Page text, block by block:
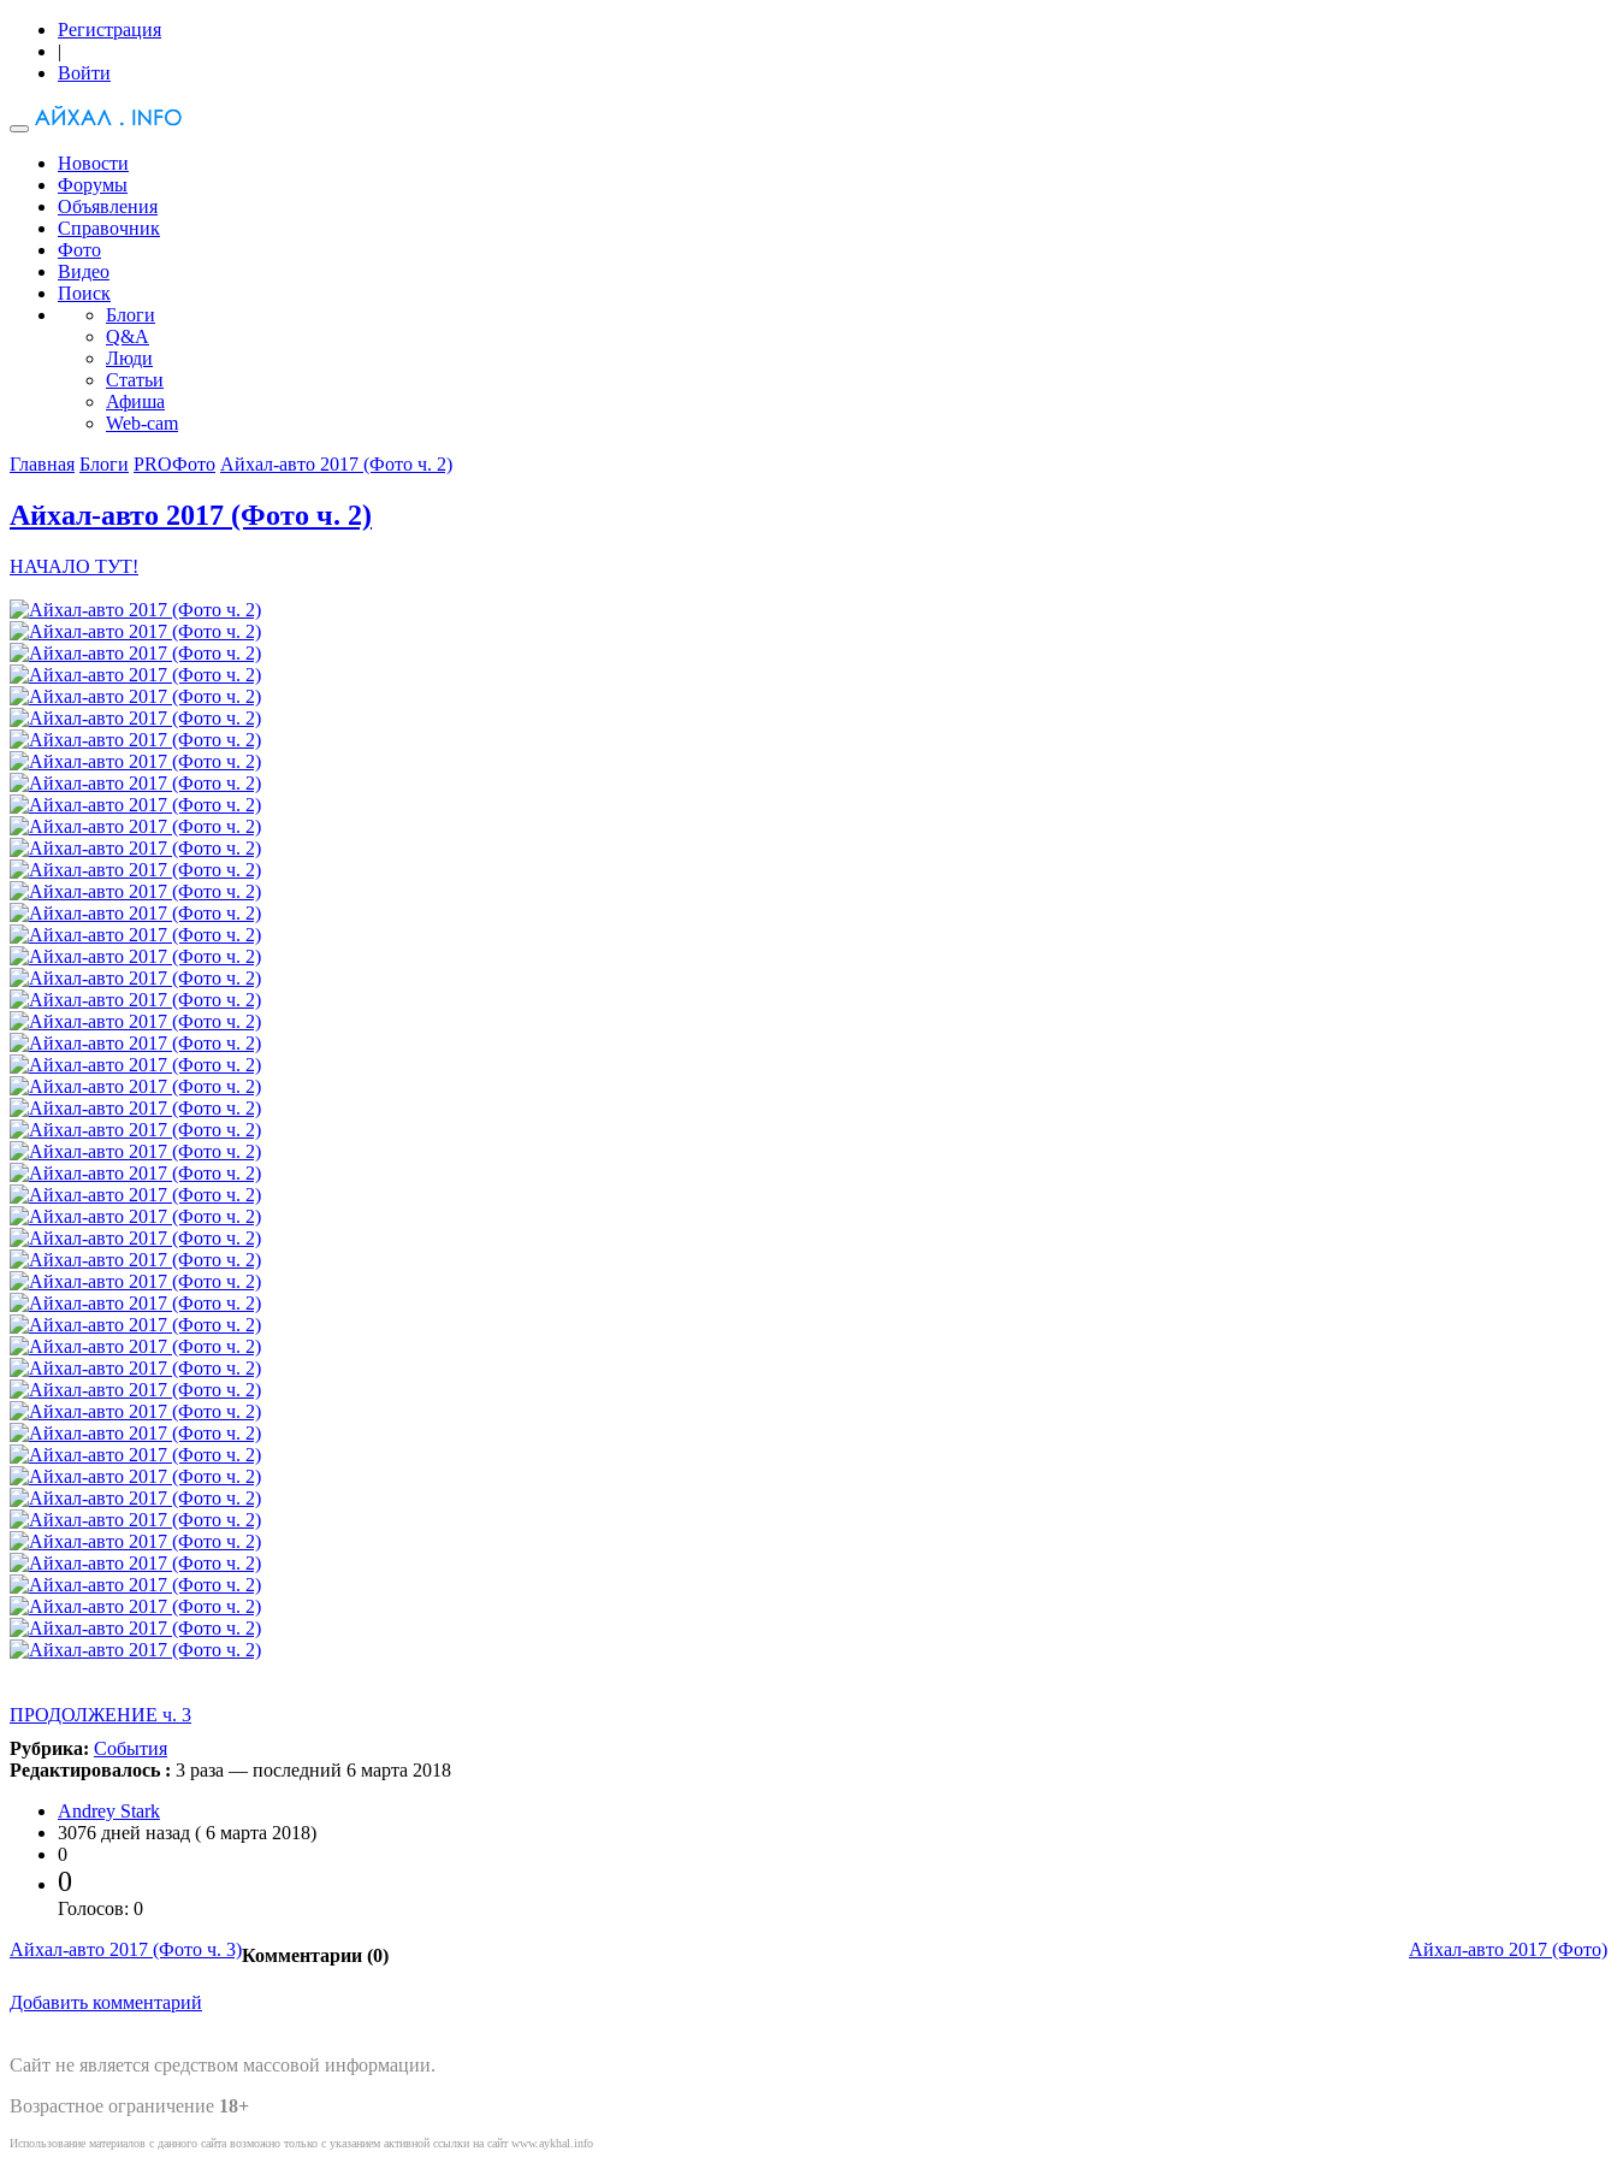
Регистрация
|
Войти
Новости
Форумы
Объявления
Справочник
Фото
Видео
Поиск
Блоги
Q&A
Люди
Статьи
Афиша
Web-cam
Главная Блоги PROФото Айхал-авто 2017 (Фото ч. 2)
Айхал-авто 2017 (Фото ч. 2)
НАЧАЛО ТУТ!
ПРОДОЛЖЕНИЕ ч. 3
Рубрика: События
Редактировалось : 3 раза — последний 6 марта 2018
Andrey Stark
3076 дней назад ( 6 марта 2018)
0
0
Голосов: 0
Айхал-авто 2017 (Фото ч. 3)
Айхал-авто 2017 (Фото)
Комментарии (0)
Добавить комментарий
Сайт не является средством массовой информации.
Возрастное ограничение 18+
Использование материалов с данного сайта возможно только с указанием активной ссылки на сайт www.aykhal.info